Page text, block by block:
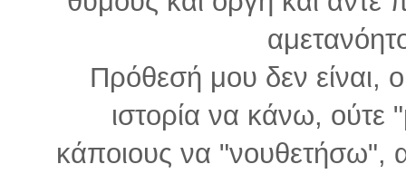
Πρόθεσή μου δεν είναι,
ιστορία να κάνω, ούτε
κάποιους να "νουθετήσω",